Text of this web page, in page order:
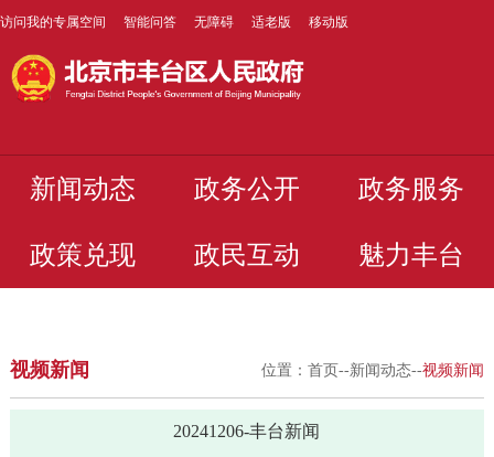
访问我的专属空间 智能问答 无障碍 适老版 移动版
新闻动态 政务公开 政务服务
政策兑现 政民互动 魅力丰台
视频新闻 位置：首页--新闻动态--视频新闻
20241206-丰台新闻